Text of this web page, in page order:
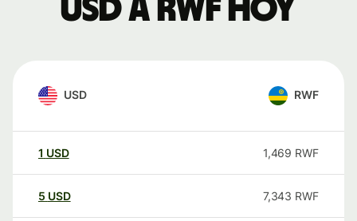
USD a RWF hoy
USD RWF
1 USD 1,469 RWF
5 USD 7,343 RWF